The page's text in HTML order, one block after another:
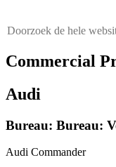
Commercial
Audi
Bureau: Bureau:
Audi Commander